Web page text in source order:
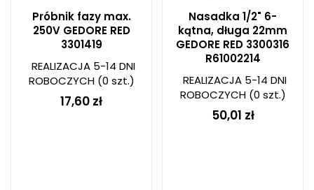
Próbnik fazy max.
250V GEDORE RED
3301419
REALIZACJA 5-14 DNI
ROBOCZYCH(0 szt.)
17,60 zł
Nasadka 1/2" 6-
kątna, długa 22mm
GEDORE RED 3300316
R61002214
REALIZACJA 5-14 DNI
ROBOCZYCH(0 szt.)
50,01 zł